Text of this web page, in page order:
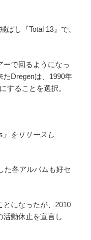
ばし『Total 13』で、
ーで回るようになっ
Dregenは、1990年
することを選択。
』をリリースし
た各アルバムも好セ
とになったが、2010
活動休止を宣言し